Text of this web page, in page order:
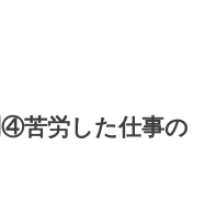
苦労した仕事の